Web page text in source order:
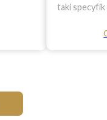
taki specyfik